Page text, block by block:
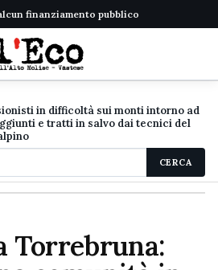
finanziamento pubblico
in difficoltà sui monti intorno ad
e tratti in salvo dai tecnici del
CERCA
Torrebruna: